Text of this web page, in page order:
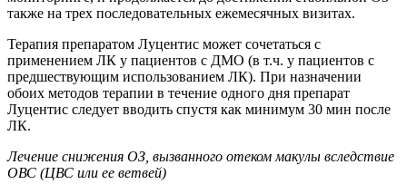
также на трех последовательных ежемесячных визитах.
Терапия препаратом Луцентис может сочетаться с
применением ЛК у пациентов с ДМО (в т.ч. у пациентов с
предшествующим использованием ЛК). При назначении
обоих методов терапии в течение одного дня препарат
Луцентис следует вводить спустя как минимум 30 мин после
ЛК.
Лечение снижения ОЗ, вызванного отеком макулы вследствие
ОВС (ЦВС или ее ветвей)